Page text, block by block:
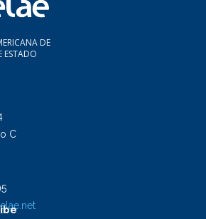
DE
ESTADO
C